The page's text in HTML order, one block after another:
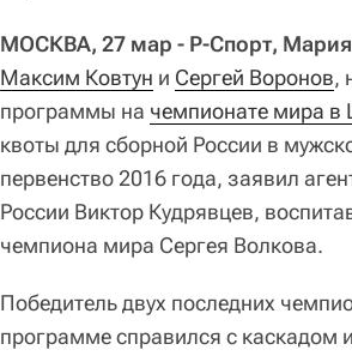
МОСКВА, 27 мар - Р-Спорт,
Максим Ковтун и Сергей Воронов,
программы на чемпионате мира в
квоты для сборной России в
первенство 2016 года, заявил
России Виктор Кудрявцев,
чемпиона мира Сергея Волкова.
Победитель двух последних
программе справился с каскадом